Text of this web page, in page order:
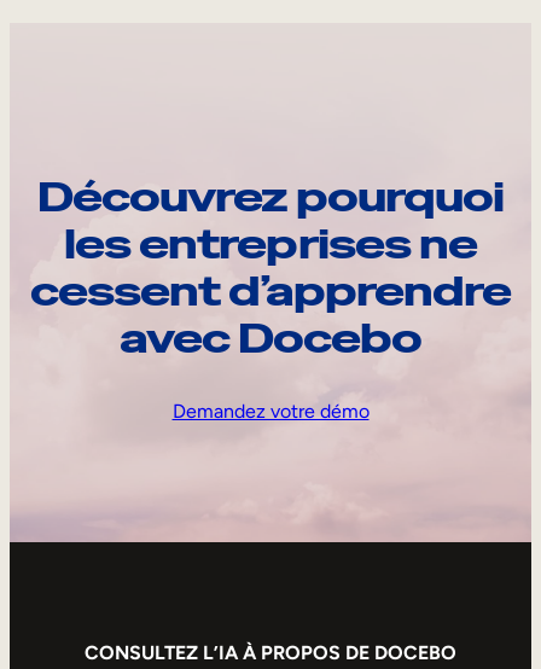
Découvrez pourquoi
les entreprises ne
cessent d’apprendre
avec Docebo
Demandez votre démo
CONSULTEZ L’IA À PROPOS DE DOCEBO